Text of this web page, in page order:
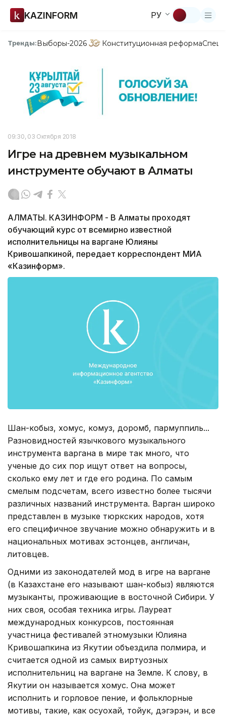
KAZINFORM РУ
Тренды:Выборы-2026 Конституционная реформа
09:30, 03 Октября 2018
Игре на древнем музыкальном
инструменте обучают в Алматы
АЛМАТЫ. КАЗИНФОРМ - В Алматы проходят
обучающий курс от всемирно известной
исполнительницы на варгане Юлияны
Кривошапкиной, передает корреспондент МИА
«Казинформ».
Шан-кобыз, хомус, комуз, доромб, пармуппиль...
Разновидностей язычкового музыкального
инструмента варгана в мире так много, что
ученые до сих пор ищут ответ на вопросы,
сколько ему лет и где его родина. По самым
смелым подсчетам, всего известно более тысячи
различных названий инструмента. Варган широко
представлен в музыке тюркских народов, хотя
его специфичное звучание можно обнаружить и в
национальных мотивах эстонцев, англичан,
литовцев.
Одними из законодателей мод в игре на варгане
(в Казахстане его называют шан-кобыз) являются
музыканты, проживающие в восточной Сибири. У
них своя, особая техника игры. Лауреат
международных конкурсов, постоянная
участница фестивалей этномузыки Юлияна
Кривошапкина из Якутии объездила полмира, и
считается одной из самых виртуозных
исполнительниц на варгане на Земле. К слову, в
Якутии он называется хомус. Она может
исполнить и горловое пение, и фольклорные
мотивы, такие, как осуохай, тойук, дэгэрэн, и все